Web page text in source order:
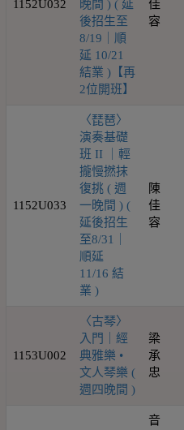
1152U032
晚間 ) ( 延
後招生至
8/19｜順
延 10/21
結業 )【再
2位開班】
佳
容
1152U033
〈琵琶〉
演奏基礎
班 II ｜輕
攏慢撚抹
復挑 ( 週
一晚間 ) (
延後招生
至8/31｜
順延
11/16 結
業 )
陳
佳
容
1153U002
〈古琴〉
入門｜經
典雅樂 •
文人琴樂 (
週四晚間 )
梁
承
忠
音